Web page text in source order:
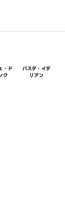
・ド
ク
パスタ・イタ
リアン